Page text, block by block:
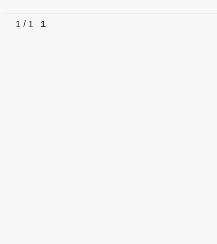
1 / 1 1